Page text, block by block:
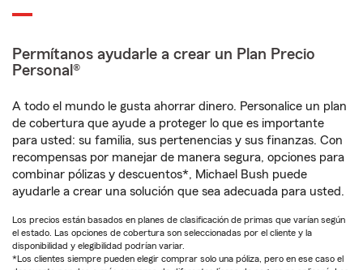
Permítanos ayudarle a crear un Plan Precio
Personal®
A todo el mundo le gusta ahorrar dinero. Personalice un plan
de cobertura que ayude a proteger lo que es importante
para usted: su familia, sus pertenencias y sus finanzas. Con
recompensas por manejar de manera segura, opciones para
combinar pólizas y descuentos*, Michael Bush puede
ayudarle a crear una solución que sea adecuada para usted.
Los precios están basados en planes de clasificación de primas que varían según
el estado. Las opciones de cobertura son seleccionadas por el cliente y la
disponibilidad y elegibilidad podrían variar.
*Los clientes siempre pueden elegir comprar solo una póliza, pero en ese caso el